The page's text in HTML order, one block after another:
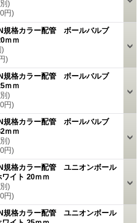
)
円)
格カラー配管 ボールバルブ
ｍｍ
)
格カラー配管 ボールバルブ
ｍｍ
)
円)
格カラー配管 ボールバルブ
ｍｍ
)
円)
格カラー配管 ユニオンボール
イト 20ｍｍ
)
円)
格カラー配管 ユニオンボール